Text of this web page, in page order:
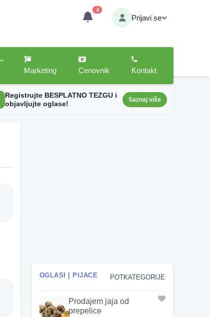
4
Prijavi se
Marketing
Cenovnik Kontakt
Registrujte BESPLATNO TEZGU i
objavljujte oglase!
Saznaj više
POTKATEGORIJE
OGLASI | PIJACE
Prodajem jaja od
prepelice